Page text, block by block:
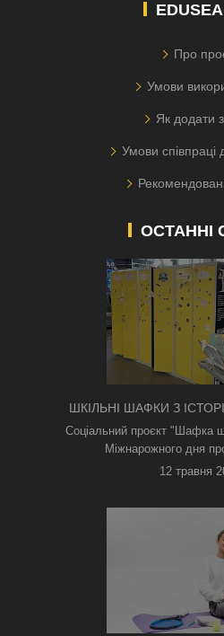
Про
Умови
Як додати
Умови співпраці
ОСТАННІ
ШКІЛЬНІ ШАФКИ З
З'ЯВИЛИСЯ В
Соціальний проєкт "Шафка
Міжнарожного дня
12 травня